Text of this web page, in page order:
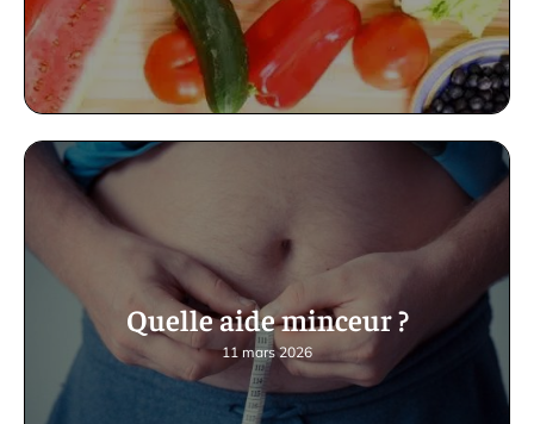
Quelle aide minceur ?
11 mars 2026